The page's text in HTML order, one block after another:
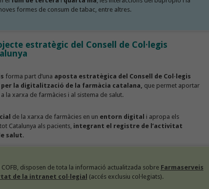
formes de consum de tabac, entre altres.
estratègic del Consell de Col·legis
forma part d’una aposta estratègica del Consell de Col·legis
per la digitalització de la farmàcia catalana, que permet aportar
la xarxa de farmàcies i al sistema de salut.
de la xarxa de farmàcies en un entorn digital i apropa els
Catalunya als pacients, integrant el registre de l’activitat
salut.
COFB, disposen de tota la informació actualitzada sobre Farmaserveis
de la intranet col·legial (accés exclusiu col·legiats).